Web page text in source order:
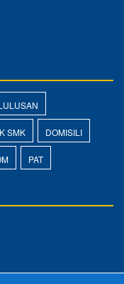
SMK DOMISILI
PAT